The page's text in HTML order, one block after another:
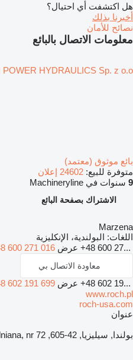
هل اكتشفت أي احتيال؟
أخبرنا بذلك
نصائح للأمان
معلومات الاتصال بالبائع
POWER HYDRAULICS Sp. z o.o.
بائع موثوق (معتمد)
متوفرة للبيع: 24602 إعلان
9 سنوات في Machineryline
الاشتراك بصفحة البائع
Marzena
اللغات: البولندية، الإنكليزية
+48 600 27... عرض 600 271 016
معاودة الاتصال بي
+48 602 19... عرض 602 191 699
www.roch.pl
roch-usa.com
عنوان
بولندا, سيليزيا, 42-605, Tarnowskie Góry, ul. Kopalniana, nr 72